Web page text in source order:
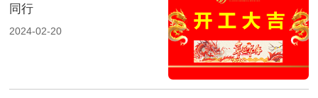
同行
2024-02-20